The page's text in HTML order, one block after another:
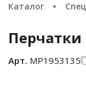
Каталог
Арт. МР1953135